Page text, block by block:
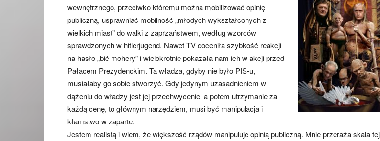
wewnętrznego, przeciwko któremu można mobilizować opinię
publiczną, usprawniać mobilność „młodych wykształconych z
wielkich miast” do walki z zaprzaństwem, według wzorców
sprawdzonych w hitlerjugend. Nawet TV doceniła szybkość reakcji
na hasło „bić mohery” i wielokrotnie pokazała nam ich w akcji przed
Pałacem Prezydenckim. Ta władza, gdyby nie było PIS-u,
musiałaby go sobie stworzyć. Gdy jedynym uzasadnieniem w
dążeniu do władzy jest jej przechwycenie, a potem utrzymanie za
każdą cenę, to głównym narzędziem, musi być manipulacja i
kłamstwo w zaparte.
Jestem realistą i wiem, że większość rządów manipuluje opinią publiczną. Mnie przeraża skala tej